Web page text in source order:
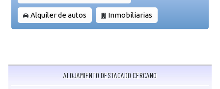
Alquiler de autos Inmobiliarias
ALOJAMIENTO DESTACADO CERCANO